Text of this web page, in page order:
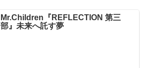
Mr.Children『REFLECTION 第三
部』未来へ託す夢